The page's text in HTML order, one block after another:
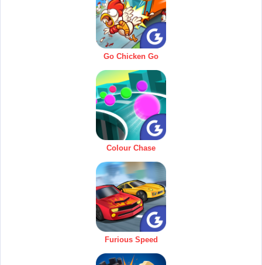
Go Chicken Go
Colour Chase
Furious Speed